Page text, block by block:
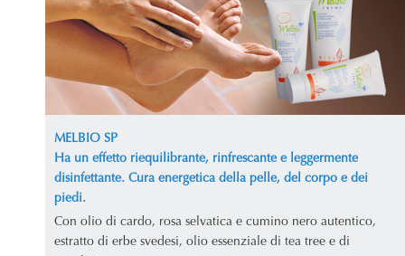
MELBIO SP
Ha un effetto riequilibrante, rinfrescante e leggermente
disinfettante. Cura energetica della pelle, del corpo e dei
piedi.
Con olio di cardo, rosa selvatica e cumino nero autentico,
estratto di erbe svedesi, olio essenziale di tea tree e di